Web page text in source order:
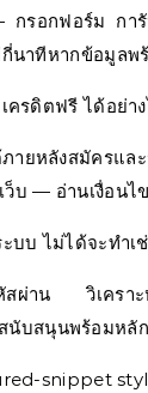
กรอกฟอร์ม กา
กี่นาทีหากข้อมูลพ
รดิตฟรี ได้อย่าง
ายหลังสมัครแ
ว็บ — อ่านเงื่อนไ
บบ ไม่ได้จะทำเ
สผ่าน วิเคราะ
นับสนุนพร้อมหลั
snippet